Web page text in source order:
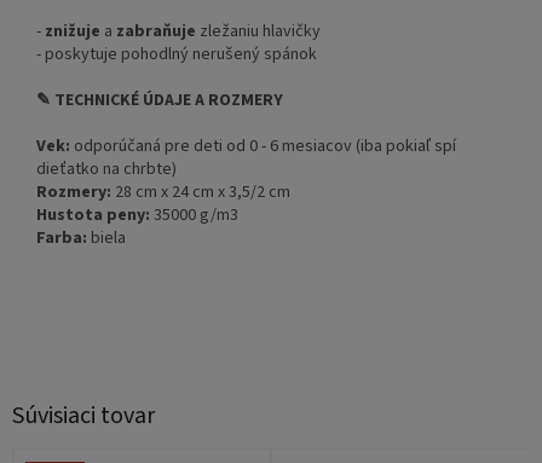
Súvisiaci tovar
- znižuje a zabraňuje zležaniu hlavičky
- poskytuje pohodlný nerušený spánok
✎ TECHNICKÉ ÚDAJE A ROZMERY
Vek: odporúčaná pre deti od 0 - 6 mesiacov (iba pokiaľ spí
dieťatko na chrbte)
Rozmery: 28 cm x 24 cm x 3,5/2 cm
Hustota peny: 35000 g/m3
Farba: biela